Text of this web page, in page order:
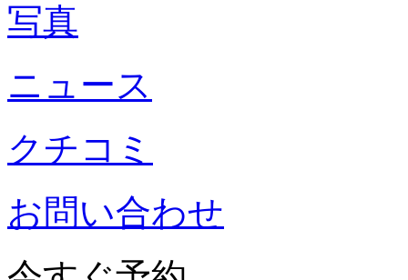
写真
ニュース
クチコミ
お問い合わせ